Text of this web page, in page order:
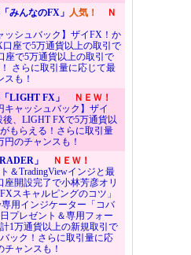
みんなのFX」 人気！
Ｎ
ッシュバック】ザイFX！か
口座で5万通貨以上の取引で
座で5万通貨以上の取引で
さらに取引量に応じて最
スも！
LIGHT FX」
ＮＥＷ！
キャッシュバック】ザイ
、LIGHT FXで5万通貨以
もらえる！さらに取引量
円のチャンスも！
」
ＮＥＷ！
＆TradingViewインジと最
座開設完了で小林芳彦オリ
スキャルピングのコツ」
専用インジケーター「コバ
プレゼント＆専用フォー
1万通貨以上の新規取引で
ック！さらに取引量に応
チャンスも！